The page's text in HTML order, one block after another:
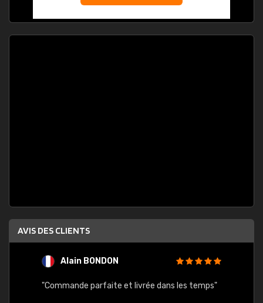
AVIS DES CLIENTS
Alain BONDON
"Commande parfaite et livrée dans les temps"